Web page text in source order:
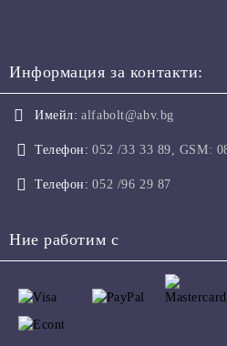
Информация за контакти:
Имейл: alfabolt@abv.bg
Телефон: 052 /33 33 89, GSM:
Телефон: 052 /96 29 87
Ние работим с